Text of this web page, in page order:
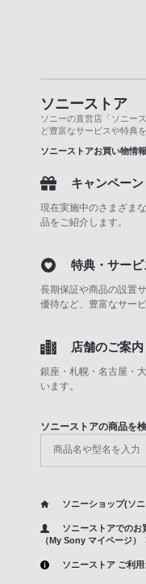
ソニーストア
ソニーの直営店「ソニー
ど豊富なサービスや特典
ソニーストアお買い物情報
キャンペー
現在実施中のさまざま
品をご紹介します。
特典・サービ
長期保証や商品の設置
優待など、豊富なサー
店舗のご案内
銀座・札幌・名古屋・
います。
ソニーストアの商品を
ソニーショップ(ソ
ソニーストアでのお
（My Sony マイページ）
ソニーストア ご利用